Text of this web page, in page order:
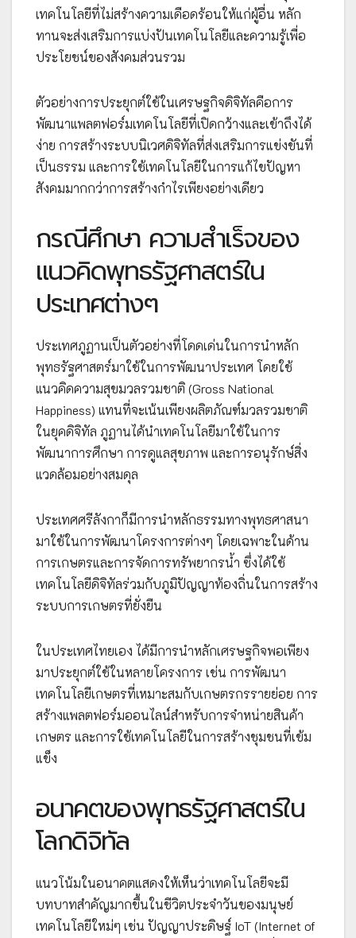
เทคโนโลยีที่ไม่สร้างความเดือดร้อนให้แก่ผู้อื่น หลัก
ทานจะส่งเสริมการแบ่งปันเทคโนโลยีและความรู้เพื่อ
ประโยชน์ของสังคมส่วนรวม
ตัวอย่างการประยุกต์ใช้ในเศรษฐกิจดิจิทัลคือการ
พัฒนาแพลตฟอร์มเทคโนโลยีที่เปิดกว้างและเข้าถึงได้
ง่าย การสร้างระบบนิเวศดิจิทัลที่ส่งเสริมการแข่งขันที่
เป็นธรรม และการใช้เทคโนโลยีในการแก้ไขปัญหา
สังคมมากกว่าการสร้างกำไรเพียงอย่างเดียว
กรณีศึกษา ความสำเร็จของ
แนวคิดพุทธรัฐศาสตร์ใน
ประเทศต่างๆ
ประเทศภูฏานเป็นตัวอย่างที่โดดเด่นในการนำหลัก
พุทธรัฐศาสตร์มาใช้ในการพัฒนาประเทศ โดยใช้
แนวคิดความสุขมวลรวมชาติ (Gross National
Happiness) แทนที่จะเน้นเพียงผลิตภัณฑ์มวลรวมชาติ
ในยุคดิจิทัล ภูฏานได้นำเทคโนโลยีมาใช้ในการ
พัฒนาการศึกษา การดูแลสุขภาพ และการอนุรักษ์สิ่ง
แวดล้อมอย่างสมดุล
ประเทศศรีลังกาก็มีการนำหลักธรรมทางพุทธศาสนา
มาใช้ในการพัฒนาโครงการต่างๆ โดยเฉพาะในด้าน
การเกษตรและการจัดการทรัพยากรน้ำ ซึ่งได้ใช้
เทคโนโลยีดิจิทัลร่วมกับภูมิปัญญาท้องถิ่นในการสร้าง
ระบบการเกษตรที่ยั่งยืน
ในประเทศไทยเอง ได้มีการนำหลักเศรษฐกิจพอเพียง
มาประยุกต์ใช้ในหลายโครงการ เช่น การพัฒนา
เทคโนโลยีเกษตรที่เหมาะสมกับเกษตรกรรายย่อย การ
สร้างแพลตฟอร์มออนไลน์สำหรับการจำหน่ายสินค้า
เกษตร และการใช้เทคโนโลยีในการสร้างชุมชนที่เข้ม
แข็ง
อนาคตของพุทธรัฐศาสตร์ใน
โลกดิจิทัล
แนวโน้มในอนาคตแสดงให้เห็นว่าเทคโนโลยีจะมี
บทบาทสำคัญมากขึ้นในชีวิตประจำวันของมนุษย์
เทคโนโลยีใหม่ๆ เช่น ปัญญาประดิษฐ์ IoT (Internet of